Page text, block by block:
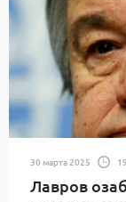
30 марта 2025
Лавров